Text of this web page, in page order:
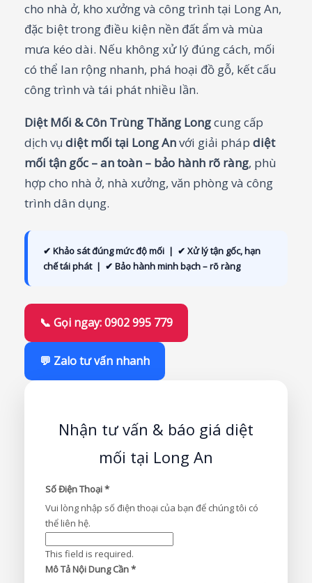
cho nhà ở, kho xưởng và công trình tại Long An,
đặc biệt trong điều kiện nền đất ẩm và mùa
mưa kéo dài. Nếu không xử lý đúng cách, mối
có thể lan rộng nhanh, phá hoại đồ gỗ, kết cấu
công trình và tái phát nhiều lần.
Diệt Mối & Côn Trùng Thăng Longcung cấp
dịch vụ diệt mối tại Long Anvới giải pháp diệt
mối tận gốc – an toàn – bảo hành rõ ràng, phù
hợp cho nhà ở, nhà xưởng, văn phòng và công
trình dân dụng.
✔ Khảo sát đúng mức độ mối | ✔ Xử lý tận gốc, hạn
chế tái phát | ✔ Bảo hành minh bạch – rõ ràng
📞 Gọi ngay: 0902 995 779
💬 Zalo tư vấn nhanh
Nhận tư vấn & báo giá diệt
mối tại Long An
Số Điện Thoại*
Vui lòng nhập số điện thoại của bạn để chúng tôi có
thể liên hệ.
This field is required.
Mô Tả Nội Dung Cần*